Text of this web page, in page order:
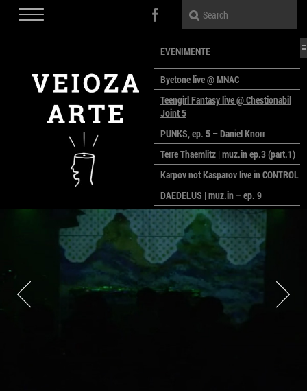
EVENIMENTE
Byetone live @ MNAC
Teengirl Fantasy live @ Chestionabil
Joint 5
PUNKS, ep. 5 – Daniel Knorr
Terre Thaemlitz | muz.in ep.3 (part.1)
Karpov not Kasparov live in CONTROL
DAEDELUS | muz.in – ep. 9
LALELE, LALELE – prima premieră a
anului la MACAZ
CinePOLSKA – filme poloneze la
București
PEOPLE OF ROMANIA se lansează la
galeria Simeza
All Stars For Outernational